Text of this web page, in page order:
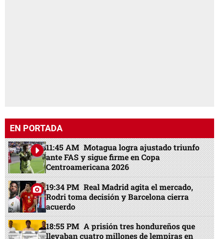
EN PORTADA
11:45 AM Motagua logra ajustado triunfo
ante FAS y sigue firme en Copa
Centroamericana 2026
19:34 PM Real Madrid agita el mercado,
Rodri toma decisión y Barcelona cierra
acuerdo
18:55 PM A prisión tres hondureños que
llevaban cuatro millones de lempiras en